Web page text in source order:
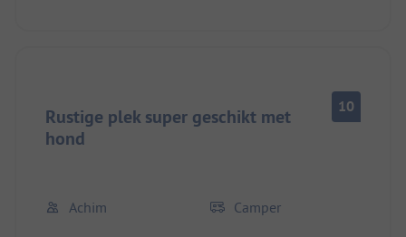
Rustige plek super geschikt met
hond
10
Achim Camper